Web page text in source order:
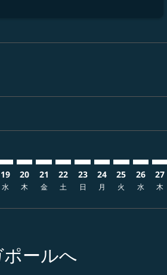
19
水
UKB–SIN: cmp-view-offers-
20
木
UKB–SIN: cmp-view-offers-
21
金
UKB–SIN: cmp-view-
22
土
UKB–SIN: cmp-
23
日
UKB–SIN:
24
月
UKB–SIN:
25
火
26
水
27
木
ールへ